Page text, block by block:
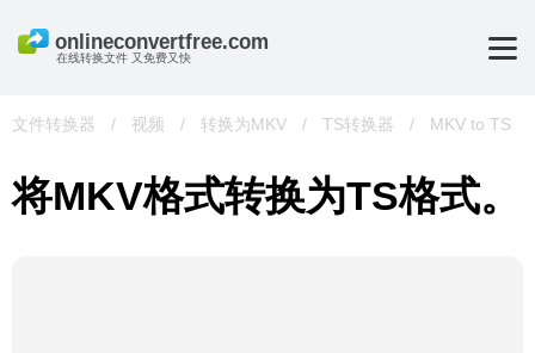
在线转换文件 又免费又快
文件转换器 / 视频 / 转换为MKV / TS转换器 / MKV to TS
将MKV格式转换为TS格式。